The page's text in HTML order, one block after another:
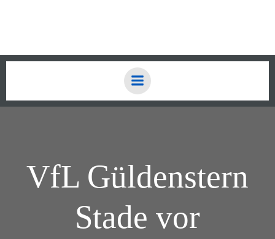
VfL Güldenstern
Stade vor